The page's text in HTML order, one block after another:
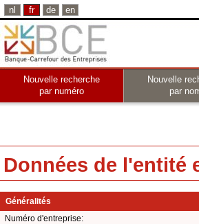
nl fr de en
Nouvelle recherche
par numéro
Nouvelle
par
Données de l'entité
Généralités
Numéro d'entreprise: